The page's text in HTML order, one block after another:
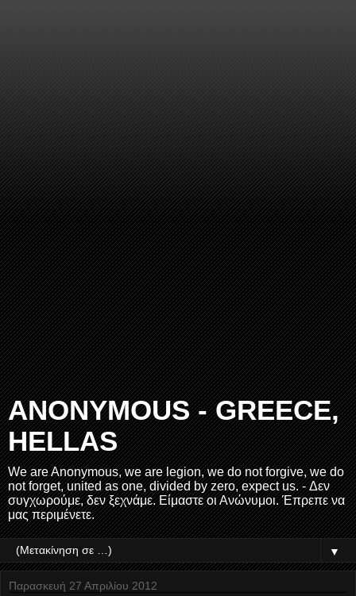
ANONYMOUS - GREECE,
HELLAS
We are Anonymous, we are legion, we do not forgive, we do
not forget, united as one, divided by zero, expect us. - Δεν
συγχωρούμε, δεν ξεχνάμε. Είμαστε οι Ανώνυμοι. Έπρεπε να
μας περιμένετε.
▼
Παρασκευή 27 Απριλίου 2012